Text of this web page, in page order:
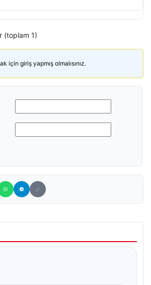
(toplam 1)
için giriş yapmış olmalısınız.